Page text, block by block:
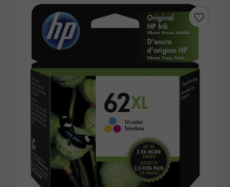
favorite_border